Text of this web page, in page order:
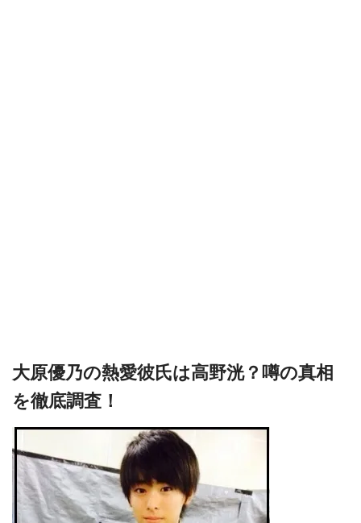
大原優乃の熱愛彼氏は高野洸？噂の真相
を徹底調査！